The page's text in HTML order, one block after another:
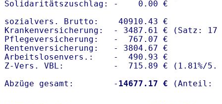
Solidaritätszuschlag: -    0.00 €
sozialvers. Brutto:    40910.43 €
Krankenversicherung:  - 3487.61 € (Satz:
Pflegeversicherung:   -  767.07 €
Rentenversicherung:   - 3804.67 €
Arbeitslosenvers.:    -  490.93 €
Z-Vers. VBL:          -  715.89 € ( 1.81%/
Abzüge gesamt:        - 14677.17 €